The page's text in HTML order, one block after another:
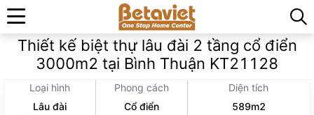
Trang chủ Thiết kế thi công kiến trúc»
Thiết kế biệt thự lâu đài 2 tầng cổ điển
3000m2 tại Bình Thuận KT21128
Loại hình
Lâu đài
Phong cách
Cổ điển
Diện tích
589m2